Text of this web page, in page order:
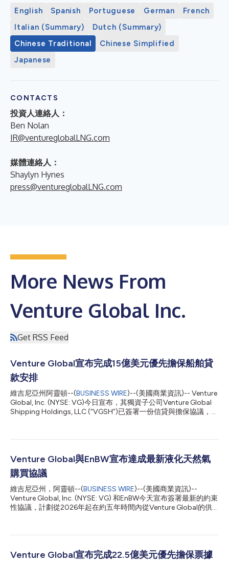
English Spanish Portuguese German
French
Italian (Summary)
Dutch (Summary)
Chinese Traditional
Chinese Simplified
Japanese
CONTACTS
投資人連絡人：
Ben Nolan
IR@ventureglobalLNG.com
媒體連絡人：
Shaylyn Hynes
press@ventureglobalLNG.com
More News From
Venture Global Inc.
Get RSS Feed
Venture Global宣布完成15億美元優先擔保船舶貸
款安排
維吉尼亞州阿靈頓--(BUSINESS WIRE)--(美國商業資訊)-- Venture
Global, Inc. (NYSE: VG)今日宣布，其獨資子公司Venture Global
Shipping Holdings, LLC (“VGSH”)已簽署一份信貸與擔保協議，以
Deutsche Bank和ING擔任該貸款安排的協調主辦銀行。ING還擔任
得款項用於一般公司用途，包括向Venture Global LNG, Inc.償還其
或其關聯方此前因收購九艘液化天然氣運輸船而支付的款項、為某
些準備金帳戶注資，以及支付交易費用和開支。 關於Venture
Global Venture Global是美國低成本液化天然氣(LNG)的生產商和
出口商，其在產、在建及開發中的產能超過1億公噸/年。2022
年，Venture Global從其第一個工廠開始生產LNG，目前已成為美
國最大的LNG出口商之一...
Venture Global與EnBW宣布達成最新液化天然氣
購買協議
維吉尼亞州，阿靈頓--(BUSINESS WIRE)--(美國商業資訊)--
Venture Global, Inc. (NYSE: VG) 和EnBW今天宣布簽署最新的約束
性協議，計劃從2026年起在約五年時間內從Venture Global的供
協議 (SPA)——內容為每年200萬噸、為期20年。 「Venture
的合作關係，並藉由穩定供應液化天然氣來保障這個地區的能源安
Venture Global宣布完成22.5億美元優先擔保票據